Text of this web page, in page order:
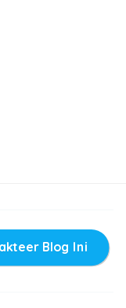
Blog Ini